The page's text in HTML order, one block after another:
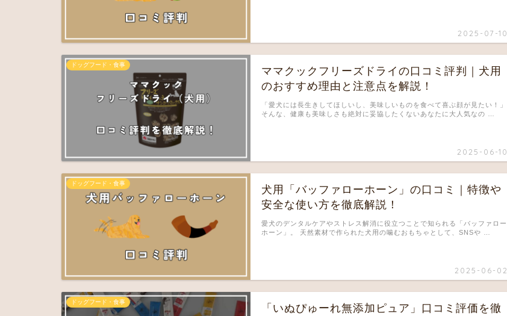
2025-07-10
ドッグフード・食事
ママクックフリーズドライの口コミ評判｜犬用
のおすすめ理由と注意点を解説！
2025-06-10
「愛犬には長生きしてほしいし、美味しいものを食べて喜ぶ顔が見たい！」
そんな、健康も美味しさも絶対に妥協したくないあなたに大人気なの …
ドッグフード・食事
犬用「バッファローホーン」の口コミ｜特徴や
安全な使い方を徹底解説！
2025-06-02
愛犬のデンタルケアやストレス解消に役立つことで知られる「バッファロー
ホーン」。 天然素材で作られた犬用の噛むおもちゃとして、SNSや …
ドッグフード・食事
「いぬぴゅーれ無添加ピュア」口コミ評価を徹